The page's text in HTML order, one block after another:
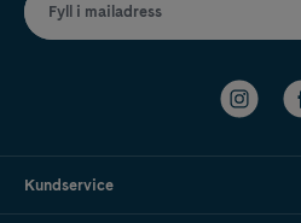
Fyll i mailadress
Kundservice